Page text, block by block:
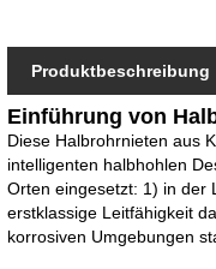
Produktbeschreibung
Einführung von
Diese Halbrohrnieten aus
intelligenten halbhohlen
Orten eingesetzt: 1) in der
erstklassige Leitfähigkeit
korrosiven Umgebungen